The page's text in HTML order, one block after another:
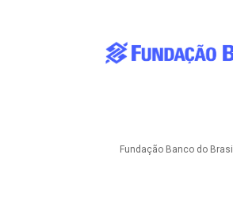
Fundação Banco do Brasil